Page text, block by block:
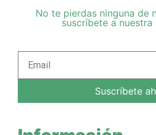
No te pierdas ninguna de
suscríbete a nuestra
Suscríbete